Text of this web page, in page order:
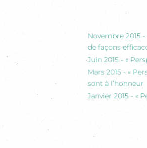
Novembre 2015
de façons
Juin 2015 - «
Mars 2015 - «
sont à l’honneur
Janvier 2015 - «